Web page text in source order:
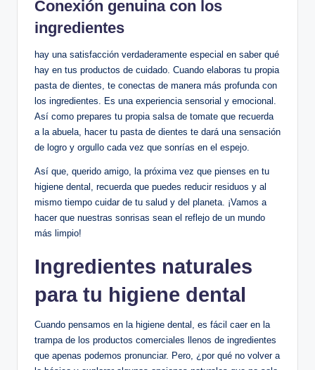
Conexión genuina con los
ingredientes
hay una satisfacción verdaderamente especial en saber qué
hay en tus productos de cuidado. Cuando elaboras tu propia
pasta de dientes, te conectas de manera más profunda con
los ingredientes. Es una experiencia sensorial y emocional.
Así como prepares tu propia salsa de tomate que recuerda
a la abuela, hacer tu pasta de dientes te dará una sensación
de logro y orgullo cada vez que sonrías en el espejo.
Así que, querido amigo, la próxima vez que pienses en tu
higiene dental, recuerda que puedes reducir residuos y al
mismo tiempo cuidar de tu salud y del planeta. ¡Vamos a
hacer que nuestras sonrisas sean el reflejo de un mundo
más limpio!
Ingredientes naturales
para tu higiene dental
Cuando pensamos en la higiene dental, es fácil caer en la
trampa de los productos comerciales llenos de ingredientes
que apenas podemos pronunciar. Pero, ¿por qué no volver a